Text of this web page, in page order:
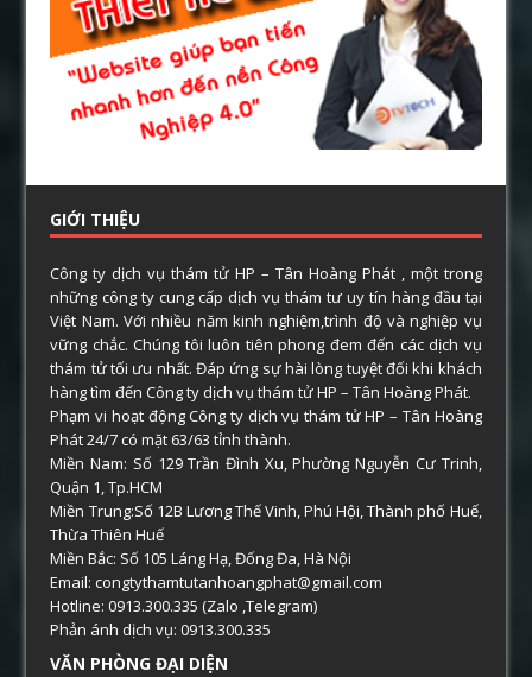
GIỚI THIỆU
Công ty dịch vụ thám tử HP – Tân Hoàng Phát , một trong
những công ty cung cấp dịch vụ thám tư uy tín hàng đầu tại
Việt Nam. Với nhiều năm kinh nghiệm,trình độ và nghiệp vụ
vững chắc. Chúng tôi luôn tiên phong đem đến các dịch vụ
thám tử tối ưu nhất. Đáp ứng sự hài lòng tuyệt đối khi khách
hàng tìm đến Công ty dịch vụ thám tử HP – Tân Hoàng Phát.
Phạm vi hoạt động Công ty dịch vụ thám tử HP – Tân Hoàng
Phát 24/7 có mặt 63/63 tỉnh thành.
Miền Nam: Số 129 Trần Đình Xu, Phường Nguyễn Cư Trinh,
Quận 1, Tp.HCM
Miền Trung:Số 12B Lương Thế Vinh, Phú Hội, Thành phố Huế,
Thừa Thiên Huế
Miền Bắc: Số 105 Láng Hạ, Đống Đa, Hà Nội
Email: congtythamtutanhoangphat@gmail.com
Hotline: 0913.300.335 (Zalo ,Telegram)
Phản ánh dịch vụ: 0913.300.335
VĂN PHÒNG ĐẠI DIỆN